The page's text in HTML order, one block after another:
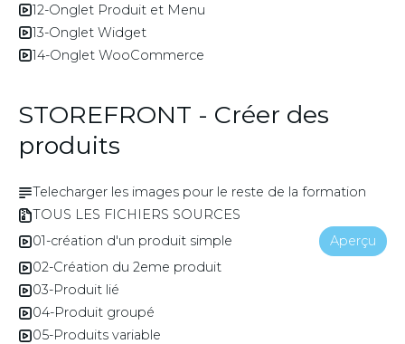
12-Onglet Produit et Menu
13-Onglet Widget
14-Onglet WooCommerce
STOREFRONT - Créer des
produits
Telecharger les images pour le reste de la formation
TOUS LES FICHIERS SOURCES
01-création d'un produit simple
Aperçu
02-Création du 2eme produit
03-Produit lié
04-Produit groupé
05-Produits variable